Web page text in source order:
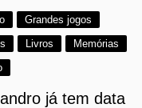
Grandes jogos
Livros
Memórias
já tem data